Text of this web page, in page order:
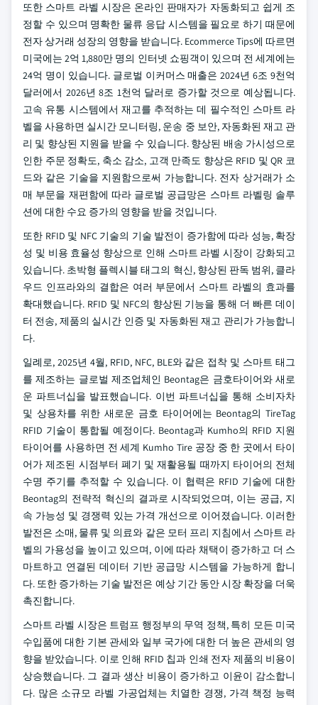
또한 스마트 라벨 시장은 온라인 판매자가 자동화되고 쉽게 조
정할 수 있으며 명확한 물류 응답 시스템을 필요로 하기 때문에
전자 상거래 성장의 영향을 받습니다. Ecommerce Tips에 따르면
미국에는 2억 1,880만 명의 인터넷 쇼핑객이 있으며 전 세계에는
24억 명이 있습니다. 글로벌 이커머스 매출은 2024년 6조 9천억
달러에서 2026년 8조 1천억 달러로 증가할 것으로 예상됩니다.
고속 유통 시스템에서 재고를 추적하는 데 필수적인 스마트 라
벨을 사용하면 실시간 모니터링, 운송 중 보안, 자동화된 재고 관
리 및 향상된 지원을 받을 수 있습니다. 향상된 배송 가시성으로
인한 주문 정확도, 축소 감소, 고객 만족도 향상은 RFID 및 QR 코
드와 같은 기술을 지원함으로써 가능합니다. 전자 상거래가 소
매 부문을 재편함에 따라 글로벌 공급망은 스마트 라벨링 솔루
션에 대한 수요 증가의 영향을 받을 것입니다.
또한 RFID 및 NFC 기술의 기술 발전이 증가함에 따라 성능, 확장
성 및 비용 효율성 향상으로 인해 스마트 라벨 시장이 강화되고
있습니다. 초박형 플렉시블 태그의 혁신, 향상된 판독 범위, 클라
우드 인프라와의 결합은 여러 부문에서 스마트 라벨의 효과를
확대했습니다. RFID 및 NFC의 향상된 기능을 통해 더 빠른 데이
터 전송, 제품의 실시간 인증 및 자동화된 재고 관리가 가능합니
다.
일례로, 2025년 4월, RFID, NFC, BLE와 같은 접착 및 스마트 태그
를 제조하는 글로벌 제조업체인 Beontag은 금호타이어와 새로
운 파트너십을 발표했습니다. 이번 파트너십을 통해 소비자차
및 상용차를 위한 새로운 금호 타이어에는 Beontag의 TireTag
RFID 기술이 통합될 예정이다. Beontag과 Kumho의 RFID 지원
타이어를 사용하면 전 세계 Kumho Tire 공장 중 한 곳에서 타이
어가 제조된 시점부터 폐기 및 재활용될 때까지 타이어의 전체
수명 주기를 추적할 수 있습니다. 이 협력은 RFID 기술에 대한
Beontag의 전략적 혁신의 결과로 시작되었으며, 이는 공급, 지
속 가능성 및 경쟁력 있는 가격 개선으로 이어졌습니다. 이러한
발전은 소매, 물류 및 의료와 같은 모터 프리 지침에서 스마트 라
벨의 가용성을 높이고 있으며, 이에 따라 채택이 증가하고 더 스
마트하고 연결된 데이터 기반 공급망 시스템을 가능하게 합니
다. 또한 증가하는 기술 발전은 예상 기간 동안 시장 확장을 더욱
촉진합니다.
스마트 라벨 시장은 트럼프 행정부의 무역 정책, 특히 모든 미국
수입품에 대한 기본 관세와 일부 국가에 대한 더 높은 관세의 영
향을 받았습니다. 이로 인해 RFID 칩과 인쇄 전자 제품의 비용이
상승했습니다. 그 결과 생산 비용이 증가하고 이윤이 감소합니
다. 많은 소규모 라벨 가공업체는 치열한 경쟁, 가격 책정 능력